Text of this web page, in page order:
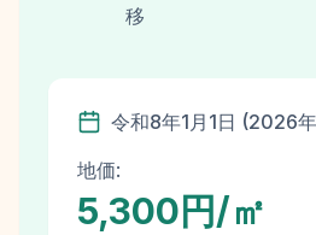
移
令和8年1月1日 (2026
地価:
5,300円/㎡